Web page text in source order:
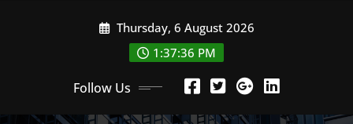
Thursday, 6 August 2026
1:37:38 PM
Follow Us